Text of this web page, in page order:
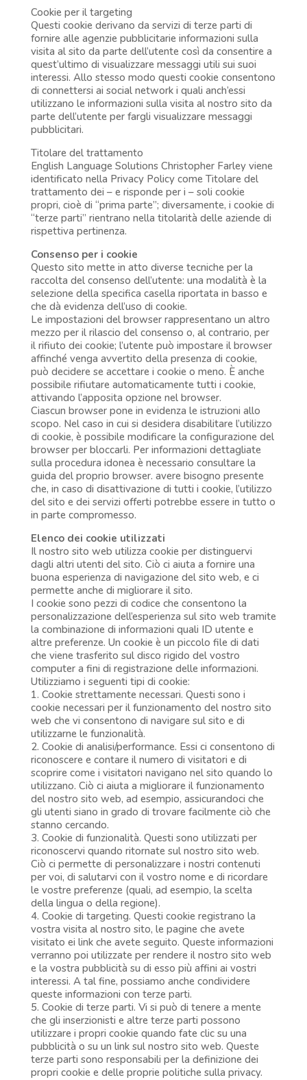
Cookie per il targeting
Questi cookie derivano da servizi di terze parti di
fornire alle agenzie pubblicitarie informazioni sulla
visita al sito da parte dell’utente così da consentire a
quest’ultimo di visualizzare messaggi utili sui suoi
interessi. Allo stesso modo questi cookie consentono
di connettersi ai social network i quali anch’essi
utilizzano le informazioni sulla visita al nostro sito da
parte dell’utente per fargli visualizzare messaggi
pubblicitari.
Titolare del trattamento
English Language Solutions Christopher Farley viene
identificato nella Privacy Policy come Titolare del
trattamento dei – e risponde per i – soli cookie
propri, cioè di “prima parte”; diversamente, i cookie di
“terze parti” rientrano nella titolarità delle aziende di
rispettiva pertinenza.
Consenso per i cookie
Questo sito mette in atto diverse tecniche per la
raccolta del consenso dell’utente: una modalità è la
selezione della specifica casella riportata in basso e
che dà evidenza dell’uso di cookie.
Le impostazioni del browser rappresentano un altro
mezzo per il rilascio del consenso o, al contrario, per
il rifiuto dei cookie; l’utente può impostare il browser
affinché venga avvertito della presenza di cookie,
può decidere se accettare i cookie o meno. È anche
possibile rifiutare automaticamente tutti i cookie,
attivando l’apposita opzione nel browser.
Ciascun browser pone in evidenza le istruzioni allo
scopo. Nel caso in cui si desidera disabilitare l’utilizzo
di cookie, è possibile modificare la configurazione del
browser per bloccarli. Per informazioni dettagliate
sulla procedura idonea è necessario consultare la
guida del proprio browser. avere bisogno presente
che, in caso di disattivazione di tutti i cookie, l’utilizzo
del sito e dei servizi offerti potrebbe essere in tutto o
in parte compromesso.
Elenco dei cookie utilizzati
Il nostro sito web utilizza cookie per distinguervi
dagli altri utenti del sito. Ciò ci aiuta a fornire una
buona esperienza di navigazione del sito web, e ci
permette anche di migliorare il sito.
I cookie sono pezzi di codice che consentono la
personalizzazione dell’esperienza sul sito web tramite
la combinazione di informazioni quali ID utente e
altre preferenze. Un cookie è un piccolo file di dati
che viene trasferito sul disco rigido del vostro
computer a fini di registrazione delle informazioni.
Utilizziamo i seguenti tipi di cookie:
1. Cookie strettamente necessari. Questi sono i
cookie necessari per il funzionamento del nostro sito
web che vi consentono di navigare sul sito e di
utilizzarne le funzionalità.
2. Cookie di analisi/performance. Essi ci consentono di
riconoscere e contare il numero di visitatori e di
scoprire come i visitatori navigano nel sito quando lo
utilizzano. Ciò ci aiuta a migliorare il funzionamento
del nostro sito web, ad esempio, assicurandoci che
gli utenti siano in grado di trovare facilmente ciò che
stanno cercando.
3. Cookie di funzionalità. Questi sono utilizzati per
riconoscervi quando ritornate sul nostro sito web.
Ciò ci permette di personalizzare i nostri contenuti
per voi, di salutarvi con il vostro nome e di ricordare
le vostre preferenze (quali, ad esempio, la scelta
della lingua o della regione).
4. Cookie di targeting. Questi cookie registrano la
vostra visita al nostro sito, le pagine che avete
visitato ei link che avete seguito. Queste informazioni
verranno poi utilizzate per rendere il nostro sito web
e la vostra pubblicità su di esso più affini ai vostri
interessi. A tal fine, possiamo anche condividere
queste informazioni con terze parti.
5. Cookie di terze parti. Vi si può di tenere a mente
che gli inserzionisti e altre terze parti possono
utilizzare i propri cookie quando fate clic su una
pubblicità o su un link sul nostro sito web. Queste
terze parti sono responsabili per la definizione dei
propri cookie e delle proprie politiche sulla privacy.